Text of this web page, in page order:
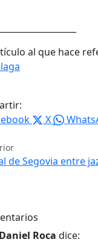
al que hace
X
de Segovia entre
Daniel Roca dice: